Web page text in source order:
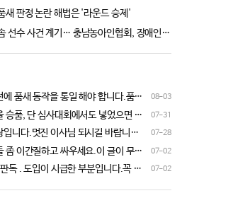
새 판정 논란 해법은 '라운드 승제'
사건 계기… 충남농아인협회, 장애인체육 제도개선 9개 정책 제안
08-03
에 품새 동작을 통일 해야 합니다.품새
여러번 참석 했었는데, 강사 마다 동작
다.하루빨리 강사들이 함께 모여 동
야지 안그러면 항상 분쟁이 생깁니
07-31
승품, 단 심사대회에서도 넣었으면 좋
원들이 일부러 불합격시키고, 이 부
이 안된답니다.ㅋㅋㅋㅋㅋ 심사위원들
서, 이렇다, 저렇다 말을 할수가 없다
07-28
입니다.멋진 이사님 되시길 바랍니다
07-02
좀 이간질하고 싸우세요.이 글이 무엇
?무엇을 얘기하려는지 의도가 무엇
는 그런 글 같은데품새 얘기 하는데
07-02
독 . 도입이 시급한 부분입니다.꼭 승